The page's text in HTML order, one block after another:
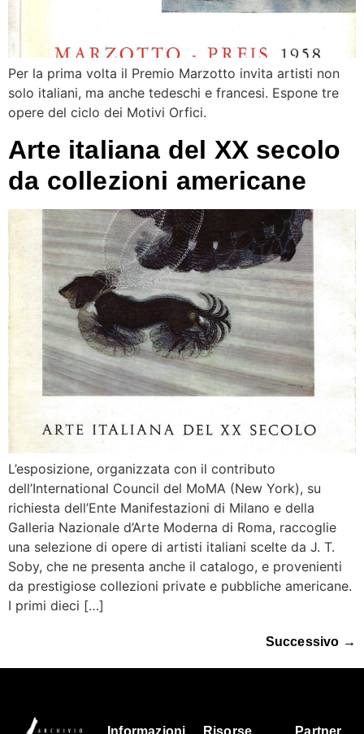
Per la prima volta il Premio Marzotto invita artisti non
solo italiani, ma anche tedeschi e francesi. Espone tre
opere del ciclo dei Motivi Orfici.
Arte italiana del XX secolo
da collezioni americane
L’esposizione, organizzata con il contributo
dell’International Council del MoMA (New York), su
richiesta dell’Ente Manifestazioni di Milano e della
Galleria Nazionale d’Arte Moderna di Roma, raccoglie
una selezione di opere di artisti italiani scelte da J. T.
Soby, che ne presenta anche il catalogo, e provenienti
da prestigiose collezioni private e pubbliche americane.
I primi dieci […]
Successivo →
Informazioni Risorse Partner